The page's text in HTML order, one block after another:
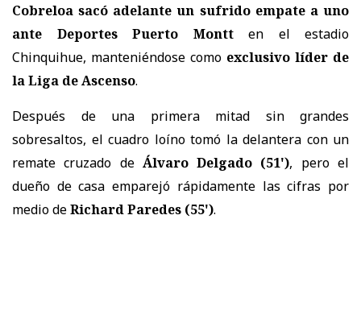
Cobreloa sacó adelante un sufrido empate a uno
ante Deportes Puerto Montten el estadio
Chinquihue, manteniéndose como exclusivo líder de
la Liga de Ascenso.
Después de una primera mitad sin grandes
sobresaltos, el cuadro loíno tomó la delantera con un
remate cruzado de Álvaro Delgado (51'), pero el
dueño de casa emparejó rápidamente las cifras por
medio deRichard Paredes (55').